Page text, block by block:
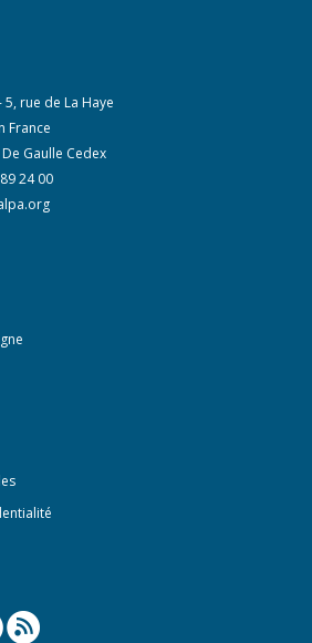
rue de La Haye
France
Gaulle Cedex
24 00